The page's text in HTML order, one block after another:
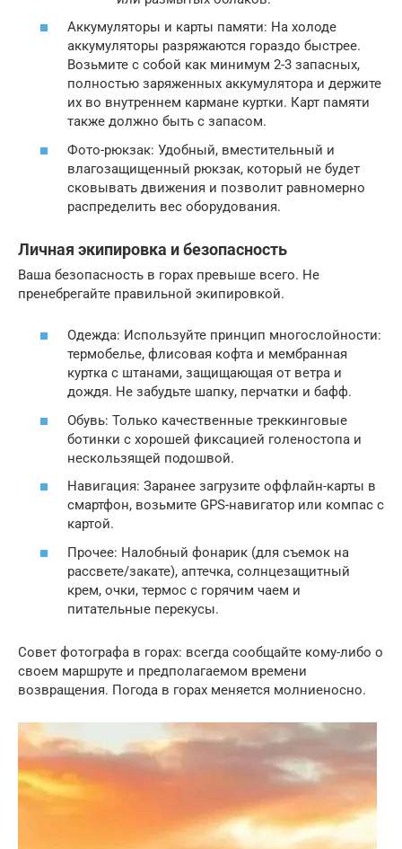
Аккумуляторы и карты памяти: На холоде
аккумуляторы разряжаются гораздо быстрее.
Возьмите с собой как минимум 2-3 запасных,
полностью заряженных аккумулятора и держите
их во внутреннем кармане куртки. Карт памяти
также должно быть с запасом.
Фото-рюкзак: Удобный, вместительный и
влагозащищенный рюкзак, который не будет
сковывать движения и позволит равномерно
распределить вес оборудования.
Личная экипировка и безопасность
Ваша безопасность в горах превыше всего. Не
пренебрегайте правильной экипировкой.
Одежда: Используйте принцип многослойности:
термобелье, флисовая кофта и мембранная
куртка с штанами, защищающая от ветра и
дождя. Не забудьте шапку, перчатки и бафф.
Обувь: Только качественные треккинговые
ботинки с хорошей фиксацией голеностопа и
нескользящей подошвой.
Навигация: Заранее загрузите оффлайн-карты в
смартфон, возьмите GPS-навигатор или компас с
картой.
Прочее: Налобный фонарик (для съемок на
рассвете/закате), аптечка, солнцезащитный
крем, очки, термос с горячим чаем и
питательные перекусы.
Совет фотографа в горах: всегда сообщайте кому-либо о
своем маршруте и предполагаемом времени
возвращения. Погода в горах меняется молниеносно.